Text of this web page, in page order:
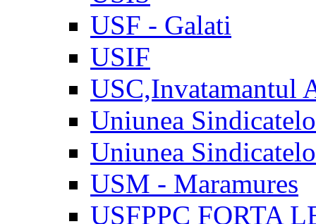
USF - Galati
USIF
USC,Invatamantul
Uniunea
Uniunea
USM - Maramures
USFPPC FORTA